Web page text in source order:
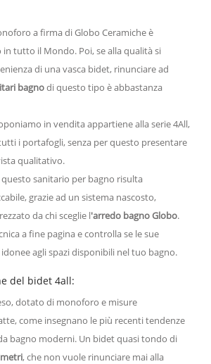
a firma di Globo Ceramiche è
tutto il Mondo. Poi, se alla qualità si
di una vasca bidet, rinunciare ad
bagnodi questo tipo è abbastanza
in vendita appartiene alla serie 4All,
i portafogli, senza per questo presentare
qualitativo.
sanitario per bagno risulta
grazie ad un sistema nascosto,
da chi sceglie l'arredo bagno Globo.
a fine pagina e controlla se le sue
agli spazi disponibili nel tuo bagno.
del bidet 4all:
dotato di monoforo e misure
come insegnano le più recenti tendenze
bagno moderni. Un bidet quasi tondo di
, che non vuole rinunciare mai alla